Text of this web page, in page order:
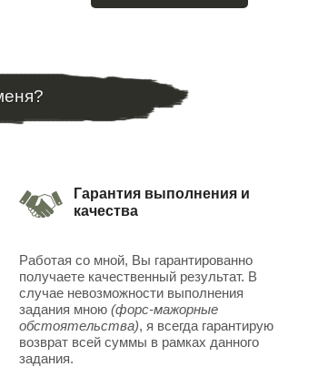
Гарантия выполнения и
качества
Работая со мной, Вы гарантированно
получаете качественный результат. В
случае невозможности выполнения
задания мною(форс-мажорные
обстоятельства), я всегда гарантирую
возврат всей суммы в рамках данного
задания.